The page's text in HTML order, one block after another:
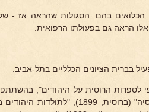
הכלואים בהם. הסגולות שהראה אז -
הראה גם בפעולתו הרפואית.
בברית הציונים הכלליים בתל-אביב.
לספרות הרוסית על היהודים",
, "מסמכים ורגעסטים על דברי ימי היהודים ברוסיה" (ברוסית,